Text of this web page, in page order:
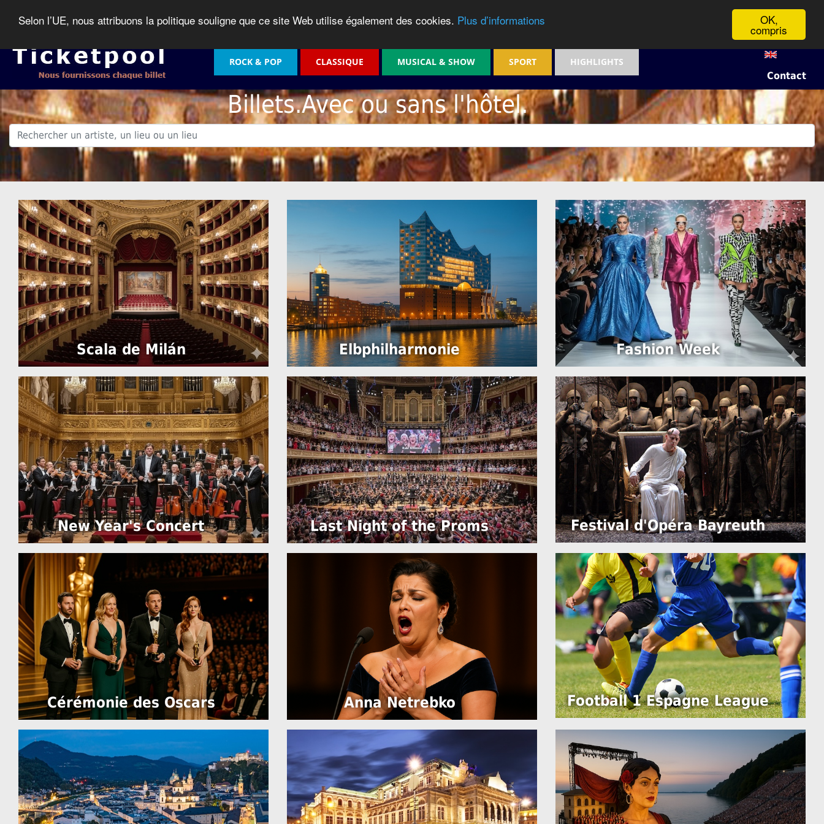
OK,
compris
Selon l’UE, nous attribuons la politique souligne que ce site Web utilise également des cookies. Plus d’informations
ROCK & POP CLASSIQUE MUSICAL & SHOW SPORT
HIGHLIGHTS
Contact
Billets.Avec ou sans l'hôtel.
Scala de Milán Elbphilharmonie Fashion Week
New Year's Concert Last Night of the Proms Festival d'Opéra Bayreuth
Cérémonie des Oscars Anna Netrebko Football 1 Espagne League